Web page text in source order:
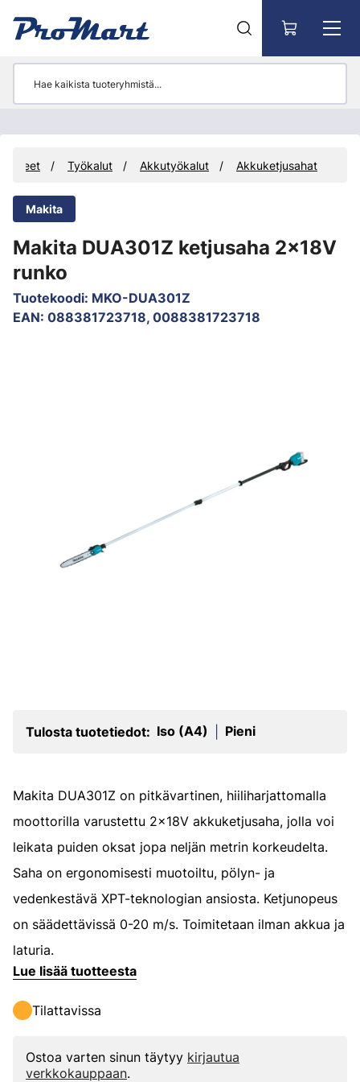
Työkalut Akkutyökalut Akkuketjusahat
Makita
Makita DUA301Z ketjusaha 2x18V
runko
Tuotekoodi: MKO-DUA301Z
EAN: 088381723718, 0088381723718
Tulosta tuotetiedot: Iso (A4) Pieni
Makita DUA301Z on pitkävartinen, hiiliharjattomalla
moottorilla varustettu 2x18V akkuketjusaha, jolla voi
leikata puiden oksat jopa neljän metrin korkeudelta.
Saha on ergonomisesti muotoiltu, pölyn- ja
vedenkestävä XPT-teknologian ansiosta. Ketjunopeus
on säädettävissä 0-20 m/s. Toimitetaan ilman akkua ja
laturia.
Lue lisää tuotteesta
Tilattavissa
Ostoa varten sinun täytyy kirjautua
verkkokauppaan.